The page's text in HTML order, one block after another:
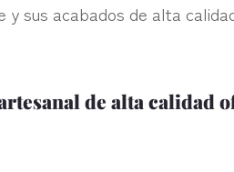
y sus acabados de alta
de alta calidad